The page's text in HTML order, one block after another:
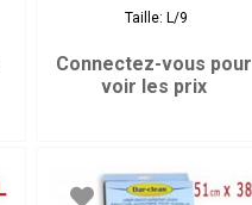
Taille: L/9
Connectez-vous pour
voir les prix